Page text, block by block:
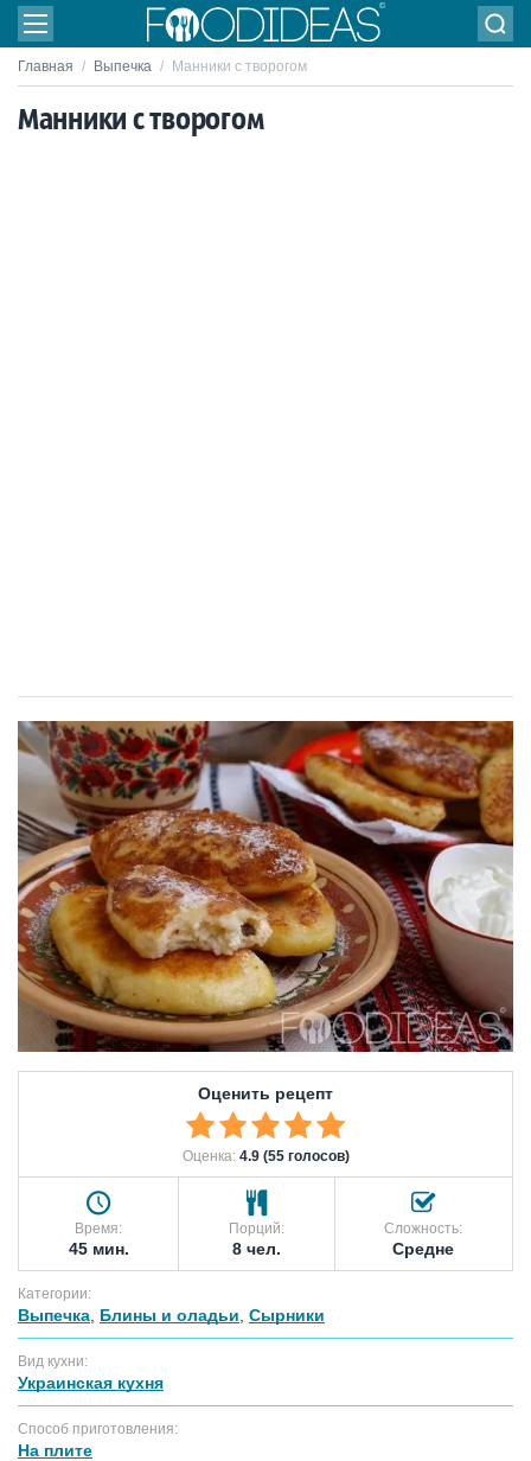
Главная / Выпечка / Манники с творогом
Манники с творогом
Оценить рецепт
Оценка: 4.9 (55 голосов)
Время:
45 мин.
Порций:
8 чел.
Сложность:
Средне
Категории:
Выпечка Блины и оладьи Сырники
Вид кухни:
Украинская кухня
Способ приготовления:
На плите